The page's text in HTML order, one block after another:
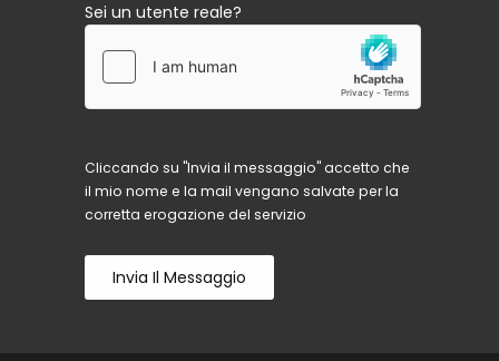
Sei un utente reale?
Cliccando su "Invia il messaggio" accetto che
il mio nome e la mail vengano salvate per la
corretta erogazione del servizio
Invia Il Messaggio